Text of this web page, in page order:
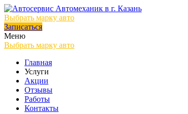
Выбрать марку авто
Записаться
Меню
Выбрать марку авто
Главная
Услуги
Акции
Отзывы
Работы
Контакты